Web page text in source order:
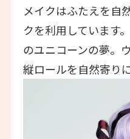
メイクはふたえを自
クを利用しています
のユニコーンの夢。
縦ロールを自然寄り